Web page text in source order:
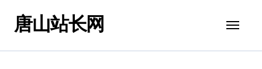
唐山站长网